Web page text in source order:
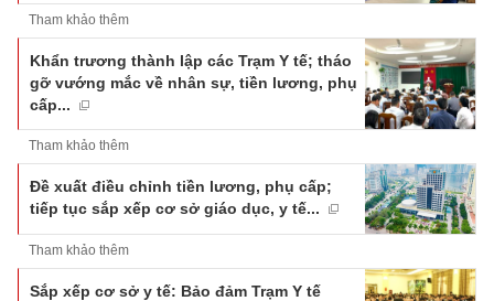
Tham khảo thêm
Khẩn trương thành lập các Trạm Y tế; tháo
gỡ vướng mắc về nhân sự, tiền lương, phụ
cấp...
Tham khảo thêm
Đề xuất điều chỉnh tiền lương, phụ cấp;
tiếp tục sắp xếp cơ sở giáo dục, y tế...
Tham khảo thêm
Sắp xếp cơ sở y tế: Bảo đảm Trạm Y tế